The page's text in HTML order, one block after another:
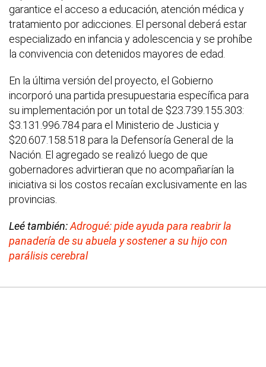
garantice el acceso a educación, atención médica y
tratamiento por adicciones. El personal deberá estar
especializado en infancia y adolescencia y se prohíbe
la convivencia con detenidos mayores de edad.
En la última versión del proyecto, el Gobierno
incorporó una partida presupuestaria específica para
su implementación por un total de $23.739.155.303:
$3.131.996.784 para el Ministerio de Justicia y
$20.607.158.518 para la Defensoría General de la
Nación. El agregado se realizó luego de que
gobernadores advirtieran que no acompañarían la
iniciativa si los costos recaían exclusivamente en las
provincias.
Leé también:Adrogué: pide ayuda para reabrir la
panadería de su abuela y sostener a su hijo con
parálisis cerebral